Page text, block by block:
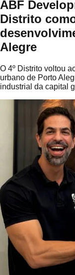
ABF
Distrito
Alegre
O 4º Distrito voltou
urbano de Porto
industrial da capital